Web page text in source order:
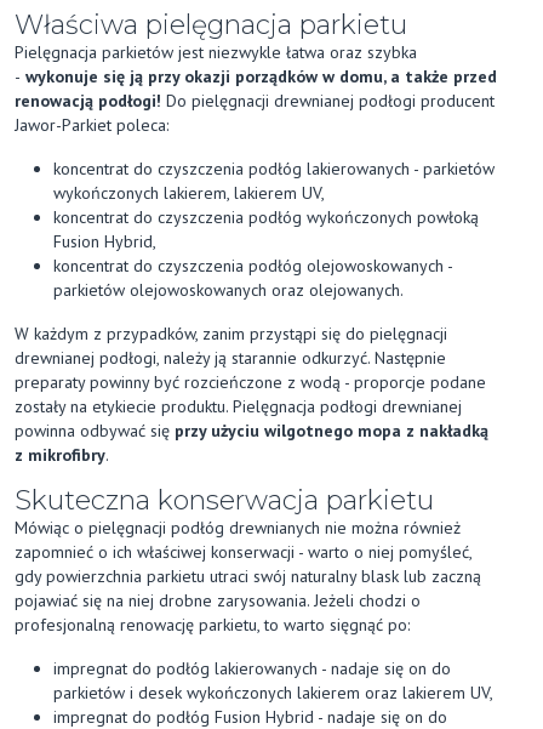
Właściwa pielęgnacja parkietu
Pielęgnacja parkietów jest niezwykle łatwa oraz szybka
- wykonuje się ją przy okazji porządków w domu, a także przed
renowacją podłogi! Do pielęgnacji drewnianej podłogi producent
Jawor-Parkiet poleca:
koncentrat do czyszczenia podłóg lakierowanych - parkietów
wykończonych lakierem, lakierem UV,
koncentrat do czyszczenia podłóg wykończonych powłoką
Fusion Hybrid,
koncentrat do czyszczenia podłóg olejowoskowanych -
parkietów olejowoskowanych oraz olejowanych.
W każdym z przypadków, zanim przystąpi się do pielęgnacji
drewnianej podłogi, należy ją starannie odkurzyć. Następnie
preparaty powinny być rozcieńczone z wodą - proporcje podane
zostały na etykiecie produktu. Pielęgnacja podłogi drewnianej
powinna odbywać się przy użyciu wilgotnego mopa z nakładką
z mikrofibry.
Skuteczna konserwacja parkietu
Mówiąc o pielęgnacji podłóg drewnianych nie można również
zapomnieć o ich właściwej konserwacji - warto o niej pomyśleć,
gdy powierzchnia parkietu utraci swój naturalny blask lub zaczną
pojawiać się na niej drobne zarysowania. Jeżeli chodzi o
profesjonalną renowację parkietu, to warto sięgnąć po:
impregnat do podłóg lakierowanych - nadaje się on do
parkietów i desek wykończonych lakierem oraz lakierem UV,
impregnat do podłóg Fusion Hybrid - nadaje się on do